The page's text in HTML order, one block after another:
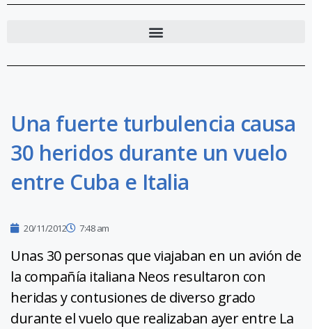
Una fuerte turbulencia causa
30 heridos durante un vuelo
entre Cuba e Italia
20/11/2012 7:48 am
Unas 30 personas que viajaban en un avión de
la compañía italiana Neos resultaron con
heridas y contusiones de diverso grado
durante el vuelo que realizaban ayer entre La